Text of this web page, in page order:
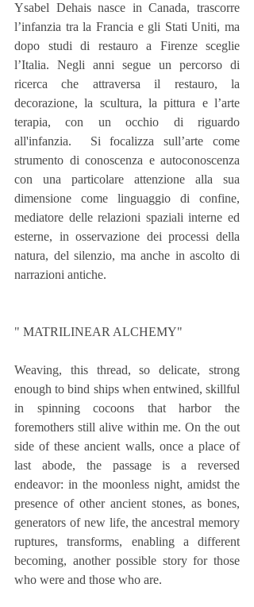
Ysabel Dehais nasce in Canada, trascorre
l’infanzia tra la Francia e gli Stati Uniti, ma
dopo studi di restauro a Firenze sceglie
l’Italia. Negli anni segue un percorso di
ricerca che attraversa il restauro, la
decorazione, la scultura, la pittura e l’arte
terapia, con un occhio di riguardo
all'infanzia.  Si focalizza sull’arte come
strumento di conoscenza e autoconoscenza
con una particolare attenzione alla sua
dimensione come linguaggio di confine,
mediatore delle relazioni spaziali interne ed
esterne, in osservazione dei processi della
natura, del silenzio, ma anche in ascolto di
narrazioni antiche.
" MATRILINEAR ALCHEMY"
Weaving, this thread, so delicate, strong
enough to bind ships when entwined, skillful
in spinning cocoons that harbor the
foremothers still alive within me. On the out
side of these ancient walls, once a place of
last abode, the passage is a reversed
endeavor: in the moonless night, amidst the
presence of other ancient stones, as bones,
generators of new life, the ancestral memory
ruptures, transforms, enabling a different
becoming, another possible story for those
who were and those who are.